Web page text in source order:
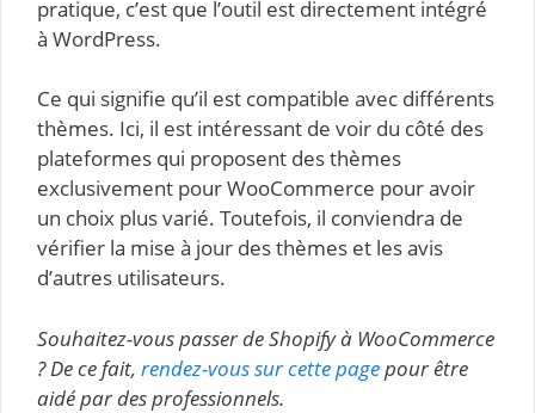
pratique, c’est que l’outil est directement intégré
à WordPress.
Ce qui signifie qu’il est compatible avec différents
thèmes. Ici, il est intéressant de voir du côté des
plateformes qui proposent des thèmes
exclusivement pour WooCommerce pour avoir
un choix plus varié. Toutefois, il conviendra de
vérifier la mise à jour des thèmes et les avis
d’autres utilisateurs.
Souhaitez-vous passer de Shopify à WooCommerce
? De ce fait, rendez-vous sur cette pagepour être
aidé par des professionnels.